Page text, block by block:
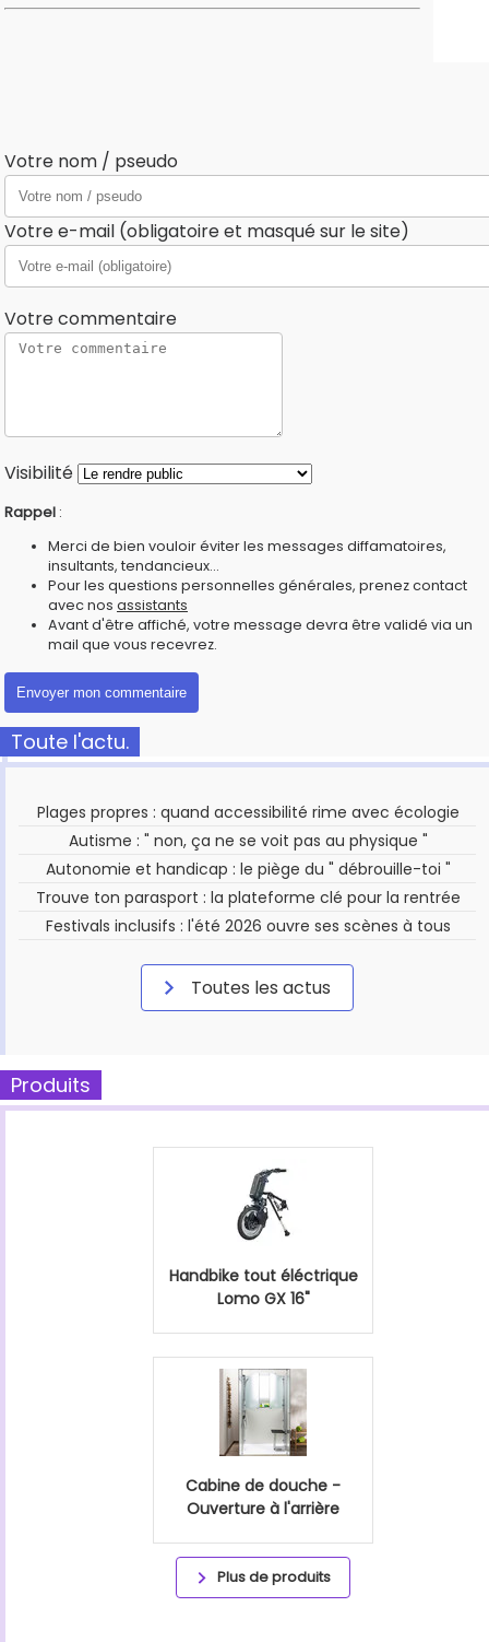
Votre nom / pseudo
Votre e-mail (obligatoire et masqué sur le site)
Votre commentaire
Visibilité
Rappel :
Merci de bien vouloir éviter les messages diffamatoires,
insultants, tendancieux...
Pour les questions personnelles générales, prenez contact
avec nos assistants
Avant d'être affiché, votre message devra être validé via un
mail que vous recevrez.
Toute l'actu.
Plages propres : quand accessibilité rime avec écologie
Autisme : " non, ça ne se voit pas au physique "
Autonomie et handicap : le piège du " débrouille-toi "
Trouve ton parasport : la plateforme clé pour la rentrée
Festivals inclusifs : l'été 2026 ouvre ses scènes à tous
Toutes les actus
Produits
Handbike tout éléctrique
Lomo GX 16"
Cabine de douche -
Ouverture à l'arrière
Plus de produits